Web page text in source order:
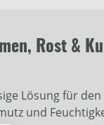
Rost &
Lösung für
und